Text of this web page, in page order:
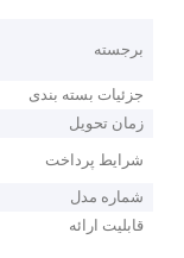
برجسته
جزئیات بسته بندی
زمان تحویل
شرایط پرداخت
شماره مدل
قابلیت ارائه